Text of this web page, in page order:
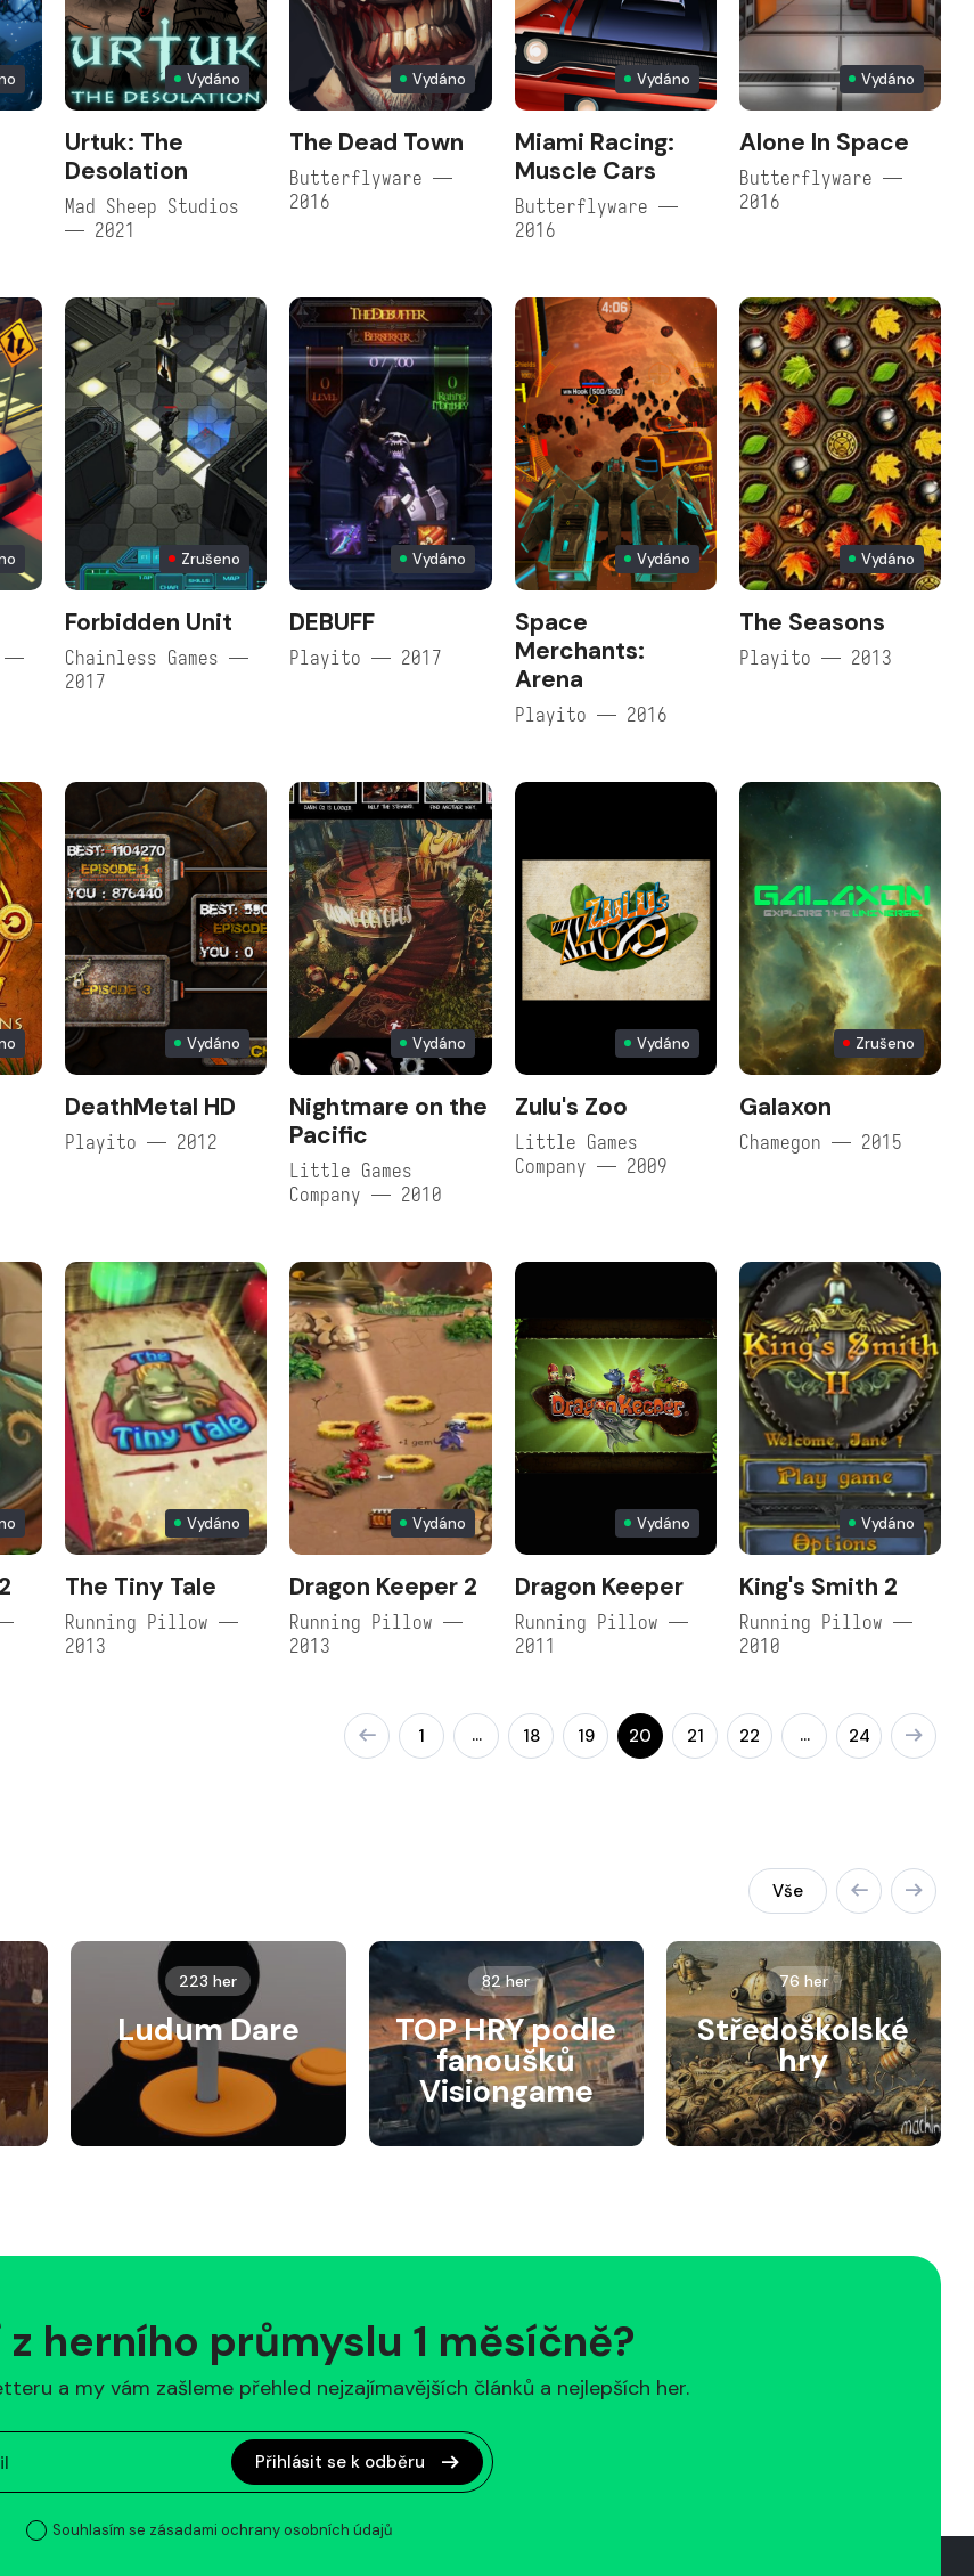
Vydáno
Urtuk: The
Desolation
Mad Sheep Studios
— 2021
Vydáno
The Dead Town
Butterflyware —
2016
Vydáno
Miami Racing:
Muscle Cars
Butterflyware —
2016
Vydáno
Alone In Space
Butterflyware —
2016
—
Zrušeno
Forbidden Unit
Chainless Games —
2017
Vydáno
DEBUFF
Playito — 2017
Vydáno
Space
Merchants:
Arena
Playito — 2016
Vydáno
The Seasons
Playito — 2013
Vydáno
DeathMetal HD
Playito — 2012
Vydáno
Nightmare on the
Pacific
Little Games
Company — 2010
Vydáno
Zulu's Zoo
Little Games
Company — 2009
Zrušeno
Galaxon
Chamegon — 2015
Vydáno
The Tiny Tale
Running Pillow —
2013
Vydáno
Dragon Keeper 2
Running Pillow —
2013
Vydáno
Dragon Keeper
Running Pillow —
2011
Vydáno
King's Smith 2
Running Pillow —
2010
1 … 18 19 20 21 22 … 24
Vše
223 her
Ludum Dare
82 her
TOP HRY podle
fanoušků
Visiongame
76 her
Středoškolské
hry
herního průmyslu 1 měsíčně?
a my vám zašleme přehled nejzajímavějších článků a nejlepších her.
Přihlásit se k odběru
Souhlasím se zásadami ochrany osobních údajů